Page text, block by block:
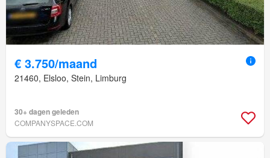
€ 3.750/maand
21460, Elsloo, Stein, Limburg
30+ dagen geleden
COMPANYSPACE.COM